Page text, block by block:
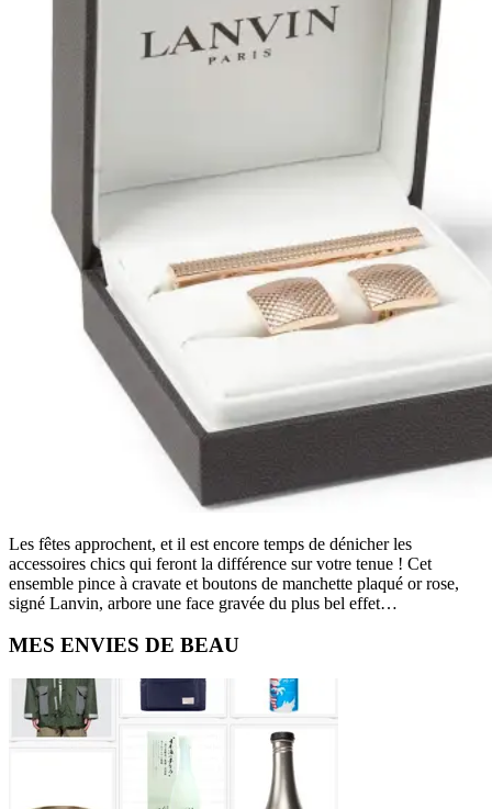
Les fêtes approchent, et il est encore temps de dénicher les
accessoires chics qui feront la différence sur votre tenue ! Cet
ensemble pince à cravate et boutons de manchette plaqué or rose,
signé Lanvin, arbore une face gravée du plus bel effet…
Primary
Sidebar
MES ENVIES DE BEAU